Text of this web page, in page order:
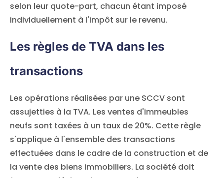
selon leur quote-part, chacun étant imposé
individuellement à l'impôt sur le revenu.
Les règles de TVA dans les
transactions
Les opérations réalisées par une SCCV sont
assujetties à la TVA. Les ventes d'immeubles
neufs sont taxées à un taux de 20%. Cette règle
s'applique à l'ensemble des transactions
effectuées dans le cadre de la construction et de
la vente des biens immobiliers. La société doit